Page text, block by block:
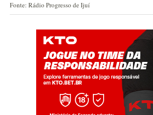
Fonte: Rádio Progresso de Ijuí